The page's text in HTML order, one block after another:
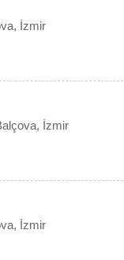
İzmir
İzmir
İzmir